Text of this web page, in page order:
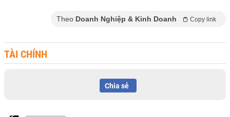
Theo Doanh Nghiệp & Kinh Doanh Copy link
TÀI CHÍNH
Chia sẻ